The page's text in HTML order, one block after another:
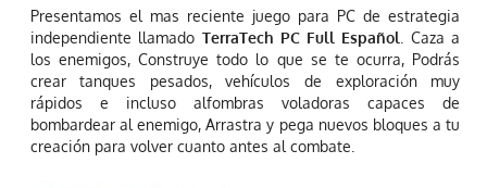
Presentamos el mas reciente juego para PC de estrategia
independiente llamado TerraTech PC Full Español. Caza a
los enemigos, Construye todo lo que se te ocurra, Podrás
crear tanques pesados, vehículos de exploración muy
rápidos e incluso alfombras voladoras capaces de
bombardear al enemigo, Arrastra y pega nuevos bloques a tu
creación para volver cuanto antes al combate.